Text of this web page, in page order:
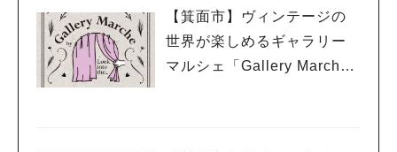
【箕面市】ヴィンテージの
世界が楽しめるギャラリー
マルシェ「Gallery Marche